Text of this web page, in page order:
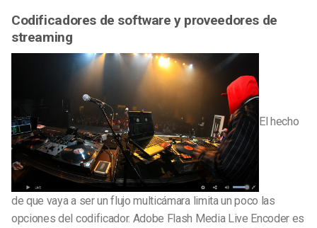
Codificadores de software y proveedores de
streaming
El hecho
de que vaya a ser un flujo multicámara limita un poco las
opciones del codificador. Adobe Flash Media Live Encoder es